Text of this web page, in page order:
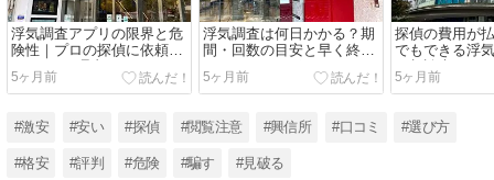
浮気調査アプリの限界と危
険性｜プロの探偵に依頼す
べき3つの理由
5ヶ月前
浮気調査は何日かかる？期
間・回数の目安と早く終わ
らせるためのポイント
5ヶ月前
探偵の費用が
でもできる浮
と相談先
5ヶ月前
#激安 #安い #探偵 #閲覧注意 #興信所 #口コミ #選び方
#格安 #評判 #危険 #騙す #見破る